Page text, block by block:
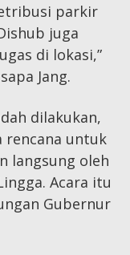
parkir
juga
di lokasi,”
Jang.
dilakukan,
rencana untuk
langsung oleh
Acara itu
Gubernur